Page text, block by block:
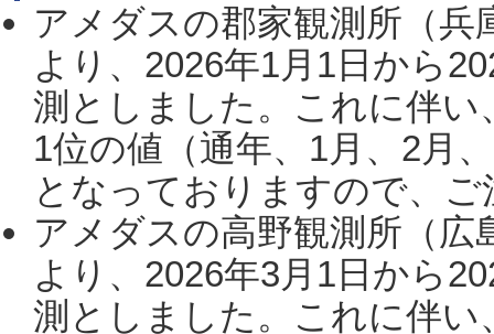
アメダスの郡家観測所（
より、2026年1月1日から
測としました。これに伴い
1位の値（通年、1月、2月
となっておりますので、
アメダスの高野観測所（
より、2026年3月1日から
測としました。これに伴い